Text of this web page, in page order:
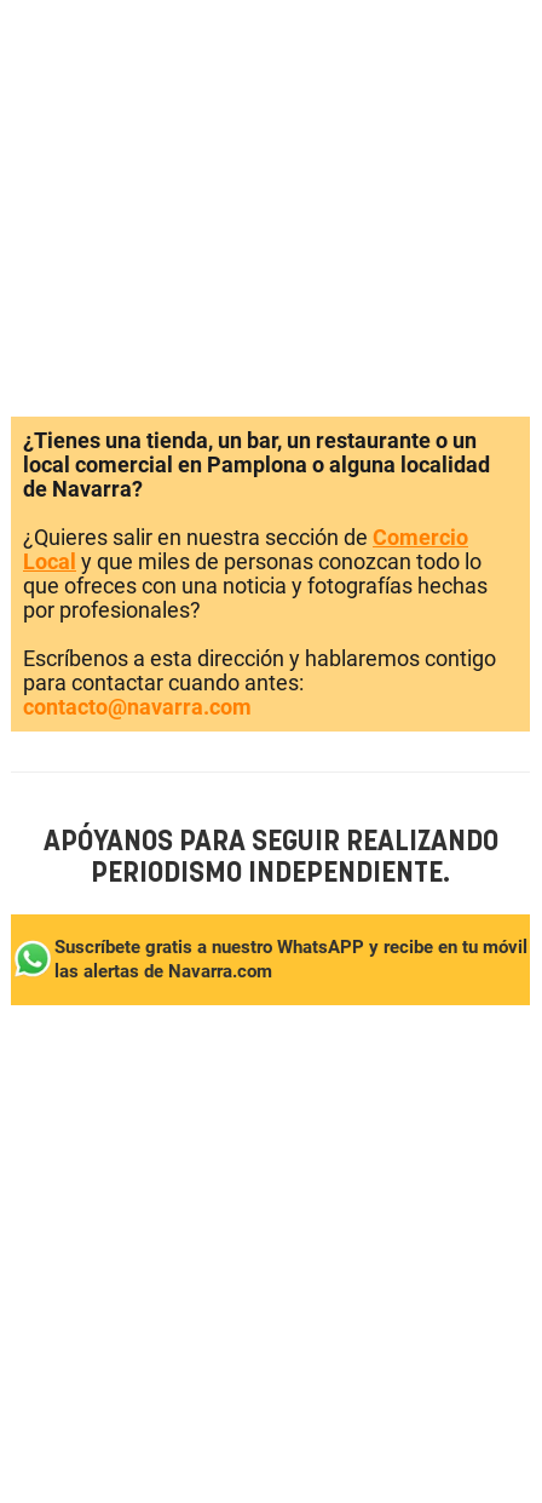
¿Tienes una tienda, un bar, un restaurante o un
local comercial en Pamplona o alguna localidad
de Navarra?
¿Quieres salir en nuestra sección de Comercio
Local y que miles de personas conozcan todo lo
que ofreces con una noticia y fotografías hechas
por profesionales?
Escríbenos a esta dirección y hablaremos contigo
para contactar cuando antes:
contacto@navarra.com
APÓYANOS PARA SEGUIR REALIZANDO
PERIODISMO INDEPENDIENTE.
Suscríbete gratis a nuestro WhatsAPP y recibe en tu móvil
las alertas de Navarra.com